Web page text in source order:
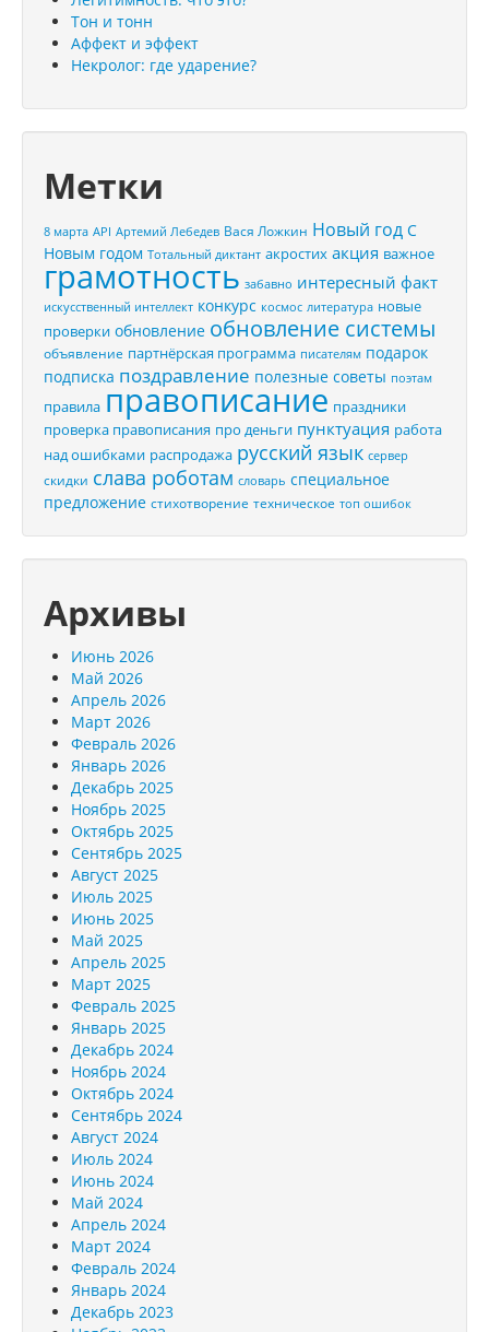
Тон и тонн
Аффект и эффект
Некролог: где ударение?
Метки
8 марта API Артемий Лебедев Вася Ложкин Новый год С
Новым годом Тотальный диктант акростих акция важное
грамотность забавно интересный факт
искусственный интеллект конкурс космос литература новые
проверки обновление обновление системы
объявление партнёрская программа писателям подарок
подписка поздравление полезные советы поэтам
правила правописание праздники
проверка правописания про деньги пунктуация работа
над ошибками распродажа русский язык сервер
скидки слава роботам словарь специальное
предложение стихотворение техническое топ ошибок
Архивы
Июнь 2026
Май 2026
Апрель 2026
Март 2026
Февраль 2026
Январь 2026
Декабрь 2025
Ноябрь 2025
Октябрь 2025
Сентябрь 2025
Август 2025
Июль 2025
Июнь 2025
Май 2025
Апрель 2025
Март 2025
Февраль 2025
Январь 2025
Декабрь 2024
Ноябрь 2024
Октябрь 2024
Сентябрь 2024
Август 2024
Июль 2024
Июнь 2024
Май 2024
Апрель 2024
Март 2024
Февраль 2024
Январь 2024
Декабрь 2023